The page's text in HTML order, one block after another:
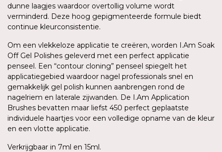
dunne laagjes waardoor overtollig volume wordt
verminderd. Deze hoog gepigmenteerde formule biedt
continue kleurconsistentie.
Om een vlekkeloze applicatie te creëren, worden I.Am Soak
Off Gel Polishes geleverd met een perfect applicatie
penseel. Een “contour cloning” penseel spiegelt het
applicatiegebied waardoor nagel professionals snel en
gemakkelijk gel polish kunnen aanbrengen rond de
nagelriem en laterale zijwanden. De I.Am Application
Brushes bevatten maar liefst 450 perfect geplaatste
individuele haartjes voor een volledige opname van de kleur
en een vlotte applicatie.
Verkrijgbaar in 7ml en 15ml.